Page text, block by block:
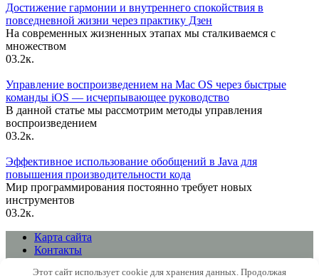
Достижение гармонии и внутреннего спокойствия в
повседневной жизни через практику Дзен
На современных жизненных этапах мы сталкиваемся с
множеством
03.2к.
Управление воспроизведением на Mac OS через быстрые
команды iOS — исчерпывающее руководство
В данной статье мы рассмотрим методы управления
воспроизведением
03.2к.
Эффективное использование обобщений в Java для
повышения производительности кода
Мир программирования постоянно требует новых
инструментов
03.2к.
Карта сайта
Контакты
Этот сайт использует cookie для хранения данных. Продолжая